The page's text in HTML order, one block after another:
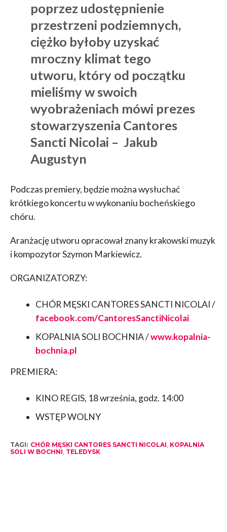
poprzez udostępnienie
przestrzeni podziemnych,
ciężko byłoby uzyskać
mroczny klimat tego
utworu, który od początku
mieliśmy w swoich
wyobrażeniach mówi prezes
stowarzyszenia Cantores
Sancti Nicolai –Jakub
Augustyn
Podczas premiery, będzie można wysłuchać
krótkiego koncertu w wykonaniu bocheńskiego
chóru.
Aranżację utworu opracował znany krakowski muzyk
i kompozytor Szymon Markiewicz.
ORGANIZATORZY:
CHÓR MĘSKI CANTORES SANCTI NICOLAI /
facebook.com/CantoresSanctiNicolai
KOPALNIA SOLI BOCHNIA /www.kopalnia-
bochnia.pl
PREMIERA:
KINO REGIS, 18 września, godz. 14:00
WSTĘP WOLNY
TAGI: CHÓR MĘSKI CANTORES SANCTI NICOLAI, KOPALNIA
SOLI W BOCHNI, TELEDYSK